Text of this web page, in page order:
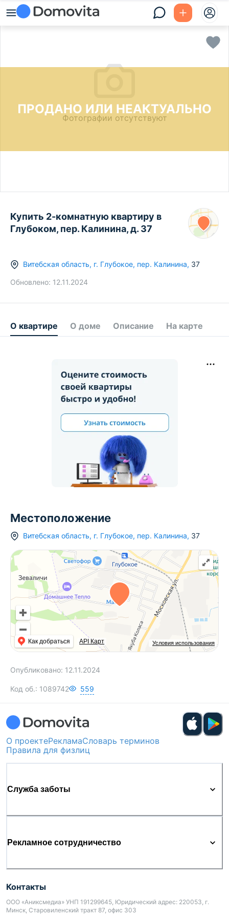
ПРОДАНО ИЛИ НЕАКТУАЛЬНО
Фотографии отсутствуют
Купить 2-комнатную квартиру в
Глубоком, пер. Калинина, д. 37
Витебская область, г. Глубокое, пер. Калинина, 37
Обновлено: 12.11.2024
О квартире О доме Описание На карте
Местоположение
Витебская область, г. Глубокое, пер. Калинина, 37
Условия использования
Как добраться API Карт
Опубликовано: 12.11.2024
Код об.: 1089742 559
О проектеРекламаСловарь терминов
Правила для физлиц
Служба заботы
Рекламное сотрудничество
Контакты
ООО «Аниксмедиа» УНП 191299645, Юридический адрес: 220053, г.
Минск, Старовиленский тракт 87, офис 303